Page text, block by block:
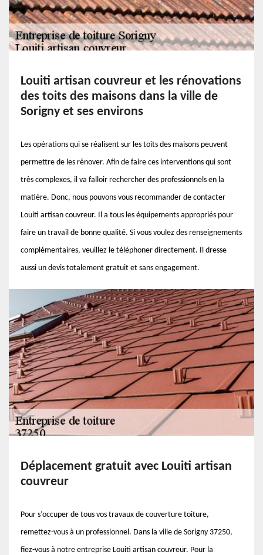
Louiti artisan couvreur et les rénovations
des toits des maisons dans la ville de
Sorigny et ses environs
Les opérations qui se réalisent sur les toits des maisons peuvent
permettre de les rénover. Afin de faire ces interventions qui sont
très complexes, il va falloir rechercher des professionnels en la
matière. Donc, nous pouvons vous recommander de contacter
Louiti artisan couvreur. Il a tous les équipements appropriés pour
faire un travail de bonne qualité. Si vous voulez des renseignements
complémentaires, veuillez le téléphoner directement. Il dresse
aussi un devis totalement gratuit et sans engagement.
Déplacement gratuit avec Louiti artisan
couvreur
Pour s’occuper de tous vos travaux de couverture toiture,
remettez-vous à un professionnel. Dans la ville de Sorigny 37250,
fiez-vous à notre entreprise Louiti artisan couvreur. Pour la